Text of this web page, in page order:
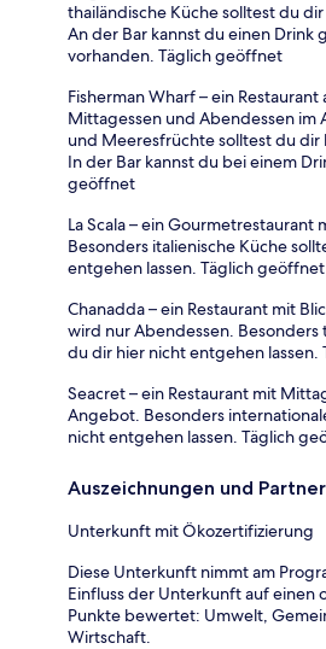
thailändische Küche solltest du
An der Bar kannst du einen Drink
vorhanden. Täglich geöffnet
Fisherman Wharf – ein
Mittagessen und Abendessen im
und Meeresfrüchte solltest du dir
In der Bar kannst du bei einem
geöffnet
La Scala – ein
Besonders italienische Küche
entgehen lassen. Täglich geöffnet
Chanadda – ein Restaurant mit
wird nur Abendessen. Besonders
du dir hier nicht entgehen
Seacret – ein Restaurant mit
Angebot. Besonders
nicht entgehen lassen. Täglich
Auszeichnungen und
Unterkunft mit Ökozertifizierung
Diese Unterkunft nimmt am
Einfluss der Unterkunft auf
Punkte bewertet: Umwelt,
Wirtschaft.